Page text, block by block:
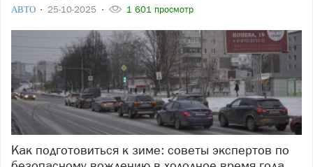
АВТО 25-10-2025 1 601 просмотр
Как подготовиться к зиме: советы экспертов по